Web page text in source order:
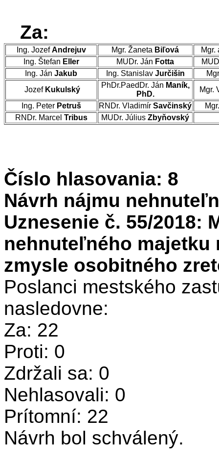
Za:
Ing. JozefAndrejuv Mgr. Žaneta Biľová
Mgr.
Ing. Štefan Eller MUDr. Ján Fotta
Ing. Ján Jakub Ing. Stanislav Jurčišin
Jozef Kukulský
PhDr.PaedDr. Ján Maník,
PhD.
Mgr.
Ing. Peter Petruš RNDr. Vladimír Savčinský
RNDr. Marcel Tribus MUDr. Július Zbyňovský
Číslo hlasovania: 8
Návrh nájmu
Uznesenie č. 55/2018:
nehnuteľného majetku
zmysle osobitného
Poslanci mestského
nasledovne:
Za: 22
Proti: 0
Zdržali sa: 0
Nehlasovali: 0
Prítomní: 22
Návrh bol schválený.